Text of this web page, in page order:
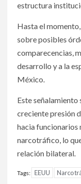
estructura
Hasta el
sobre posibles
comparecencias,
desarrollo y a la
México.
Este señalamiento
creciente presión
hacia funcionarios
narcotráfico, lo
relación bilateral.
Tags: EEUU